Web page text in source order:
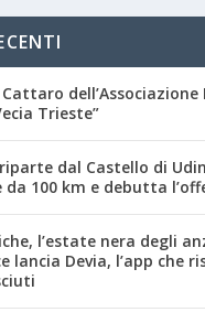
dell’Associazione
Trieste”
riparte dal Castello di
da 100 km e debutta
l’estate nera degli
lancia Devia, l’app che